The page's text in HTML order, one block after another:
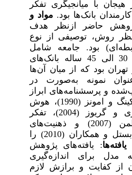
با میانجیگری تفکر
بانک‌ها بود.مواد و
حاضر ازنظر هدف
روش، توصیفی از نوع
بود. جامعه شامل
کارمندان مرد 30 الی 45 ساله بانک‌های
بود که از میان آن‌ها
نمونه به‌صورت در
و پرسشنامه‌های ابراز
امونز (1990)،
هوش
هیجانی برادبری و گریوز (2004)، تفکر
استراتژیک گلمن (2007) و ذهنیت‌­های
طرح‌واره‌ای لابستل و همکاران (2010) را
: یافته‌های پژوهش
مدل برای اندازه­‌گیری
از کفایت و برازش لازم